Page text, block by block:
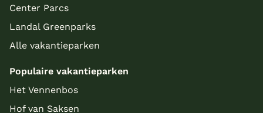
Center Parcs
Landal Greenparks
Alle vakantieparken
Populaire vakantieparken
Het Vennenbos
Hof van Saksen